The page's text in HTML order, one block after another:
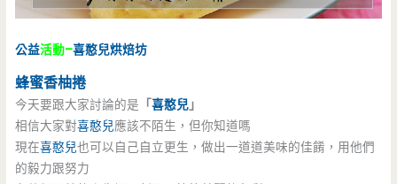
公益活動–喜憨兒烘焙坊
蜂蜜香柚捲
今天要跟大家討論的是 「喜憨兒」
相信大家對喜憨兒應該不陌生，但你知道嗎
現在喜憨兒也可以自己自立更生，做出一道道美味的佳餚，用他們
的毅力跟努力